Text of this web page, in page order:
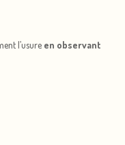
l’usure en observant